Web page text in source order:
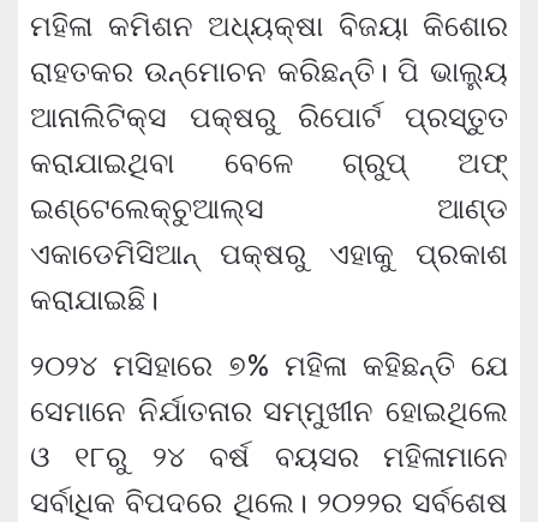
ମହିଳା କମିଶନ ଅଧ୍ୟକ୍ଷା ବିଜୟା କିଶୋର
ରାହତକର ଉନ୍ମୋଚନ କରିଛନ୍ତି। ପି ଭାଲ୍ୟୁ
ଆନାଲିଟିକ୍ସ ପକ୍ଷରୁ ରିପୋର୍ଟ ପ୍ରସ୍ତୁତ
କରାଯାଇଥିବା ବେଳେ ଗ୍ରୁପ୍ ଅଫ୍
ଇଣ୍ଟେଲେକ୍ଚୁଆଲ୍ସ ଆଣ୍ଡ
ଏକାଡେମିସିଆନ୍ ପକ୍ଷରୁ ଏହାକୁ ପ୍ରକାଶ
କରାଯାଇଛି।
୨୦୨୪ ମସିହାରେ ୭% ମହିଳା କହିଛନ୍ତି ଯେ
ସେମାନେ ନିର୍ଯାତନାର ସମ୍ମୁଖୀନ ହୋଇଥିଲେ
ଓ ୧୮ରୁ ୨୪ ବର୍ଷ ବୟସର ମହିଳାମାନେ
ସର୍ବାଧିକ ବିପଦରେ ଥିଲେ। ୨୦୨୨ର ସର୍ବଶେଷ